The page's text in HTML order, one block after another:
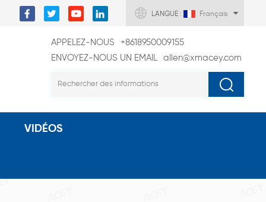
LANGUE : Français
APPELEZ-NOUS
+8618950009155
ENVOYEZ-NOUS UN EMAIL
allen@xmacey.com
VIDÉOS